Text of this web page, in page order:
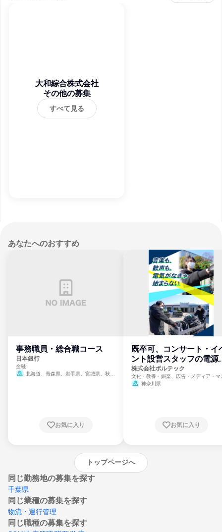
大和綜合株式会社
その他の募集
すべて見る
あなたへのおすすめ
事務職員・総合職コース
日本銀行
金融
北海道、青森県、岩手県、宮城県、秋田
崎県、熊本県、大分県、宮崎県、鹿児島県、
お気に入り
既卒可、コンサート・イ
ント設営スタッフの電源
門
株式会社ボルテック
文化・教養・娯楽、広告・メディア・マ
ミ、電力・ガス・水道・エネルギー
神奈川県
お気に入り
トップページへ
同じ勤務地の募集を探す
千葉県
同じ業種の募集を探す
物流・運行管理
同じ職種の募集を探す